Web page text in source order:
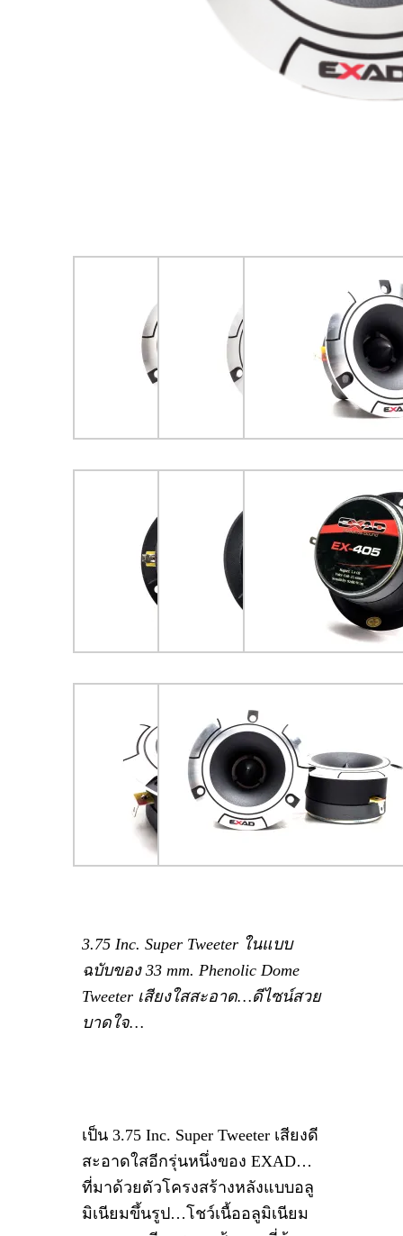
3.75 Inc. Super Tweeter ในแบบ
ฉบับของ 33 mm. Phenolic Dome
Tweeter เสียงใสสะอาด…ดีไซน์สวย
บาดใจ…
เป็น 3.75 Inc. Super Tweeter เสียงดี
สะอาดใสอีกรุ่นหนึ่งของ EXAD…
ที่มาด้วยตัวโครงสร้างหลังแบบอลู
มิเนียมขึ้นรูป…โชว์เนื้ออลูมิเนียม